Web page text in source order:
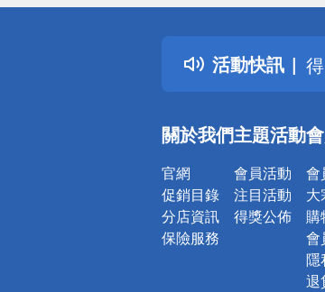
活動快訊
關於我們
官網
促銷目錄
分店資訊
保險服務
主題活動
會員活動
注目活動
得獎公佈
會
大
購
會
隱
退